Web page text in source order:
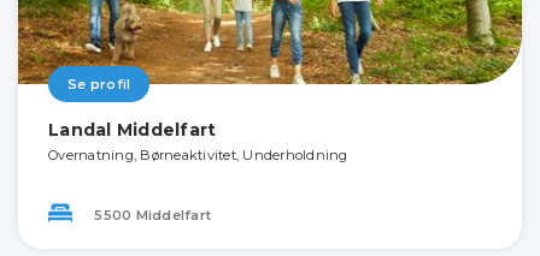
Se profil
Landal Middelfart
Overnatning, Børneaktivitet, Underholdning
5500 Middelfart